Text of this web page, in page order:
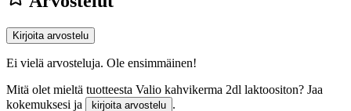
Kirjoita arvostelu
Ei vielä arvosteluja. Ole ensimmäinen!
Mitä olet mieltä tuotteesta Valio kahvikerma 2dl laktoositon? Jaa
kokemuksesi ja
kirjoita arvostelu .